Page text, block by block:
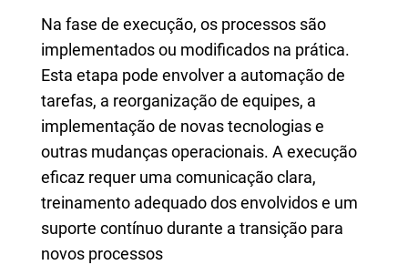
Na fase de execução, os processos são
implementados ou modificados na prática.
Esta etapa pode envolver a automação de
tarefas, a reorganização de equipes, a
implementação de novas tecnologias e
outras mudanças operacionais. A execução
eficaz requer uma comunicação clara,
treinamento adequado dos envolvidos e um
suporte contínuo durante a transição para
novos processos